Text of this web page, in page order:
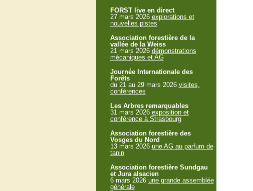
FORST live en direct
27 mars 2026 explorations et
nouvelles pistes
Association forestière de la
vallée de la Weiss
21 mars 2026 démonstrations
mécaniques et AG
Journée Internationale des
Forêts
du 21 au 29 mars 2026 visites,
conférences
Les Arbres remarquables
31 mars 2026 exposition et
conférence à Strasbourg
Association forestière des
Vosges du Nord
13 mars 2026 une AG au parfum de
tanin
Association forestière Sundgau
et Jura alsacien
6 mars 2026 une grande assemblée
générale